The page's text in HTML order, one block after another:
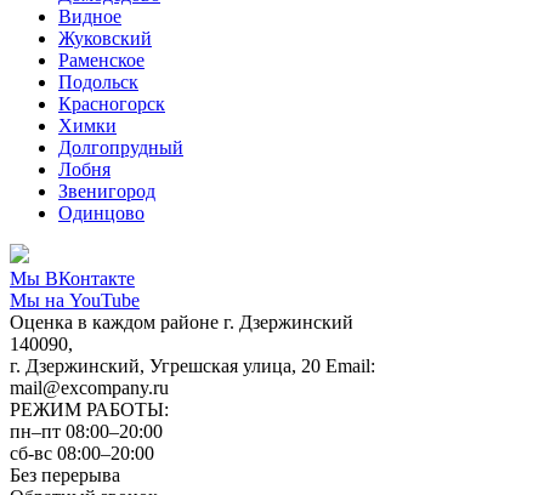
Видное
Жуковский
Раменское
Подольск
Красногорск
Химки
Долгопрудный
Лобня
Звенигород
Одинцово
Мы ВКонтакте
Мы на YouTube
Оценка в каждом районе г. Дзержинский
140090,
г. Дзержинский, Угрешская улица, 20 Email:
mail@excompany.ru
РЕЖИМ РАБОТЫ:
пн–пт 08:00–20:00
сб-вс 08:00–20:00
Без перерыва